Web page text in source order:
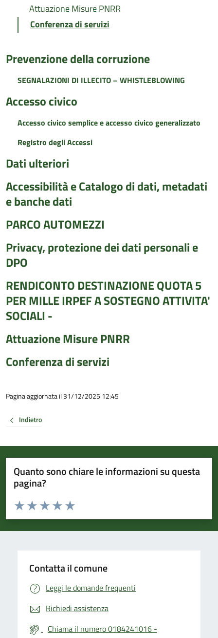
Attuazione Misure PNRR
Conferenza di servizi
Prevenzione della corruzione
SEGNALAZIONI DI ILLECITO – WHISTLEBLOWING
Accesso civico
Accesso civico semplice e accesso civico generalizzato
Registro degli Accessi
Dati ulteriori
Accessibilità e Catalogo di dati, metadati
e banche dati
PARCO AUTOMEZZI
Privacy, protezione dei dati personali e
DPO
RENDICONTO DESTINAZIONE QUOTA 5
PER MILLE IRPEF A SOSTEGNO ATTIVITA'
SOCIALI -
Attuazione Misure PNRR
Conferenza di servizi
Pagina aggiornata il 31/12/2025 12:45
Indietro
Quanto sono chiare le informazioni su questa
pagina?
Valuta da 1 a 5 stelle la pagina
Valuta 5 stelle su 5
Valuta 4 stelle su 5
Valuta 3 stelle su 5
Valuta 2 stelle su 5
Valuta 1 stelle su 5
Contatta il comune
Leggi le domande frequenti
Richiedi assistenza
Chiama il numero 0184241016 -